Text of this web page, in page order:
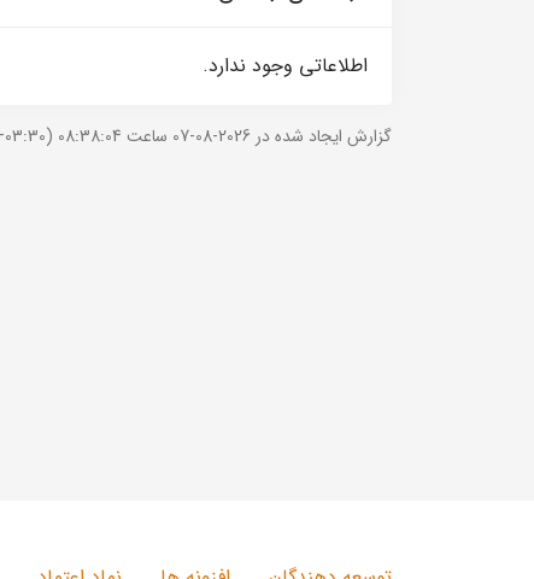
اطلاعاتی وجود ندارد.
گزارش ایجاد شده در 2026-08-07 ساعت 08:38:04 (UTC +03:30).